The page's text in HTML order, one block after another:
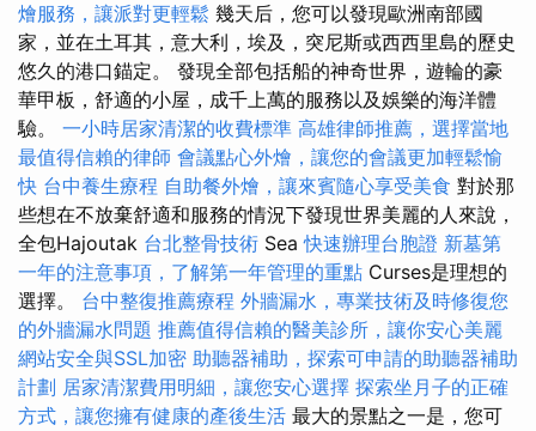
燴服務，讓派對更輕鬆 幾天后，您可以發現歐洲南部國
家，並在土耳其，意大利，埃及，突尼斯或西西里島的歷史
悠久的港口錨定。 發現全部包括船的神奇世界，遊輪的豪
華甲板，舒適的小屋，成千上萬的服務以及娛樂的海洋體
驗。 一小時居家清潔的收費標準 高雄律師推薦，選擇當地
最值得信賴的律師 會議點心外燴，讓您的會議更加輕鬆愉
快 台中養生療程 自助餐外燴，讓來賓隨心享受美食 對於那
些想在不放棄舒適和服務的情況下發現世界美麗的人來說，
全包Hajoutak 台北整骨技術 Sea快速辦理台胞證 新墓第
一年的注意事項，了解第一年管理的重點 Curses是理想的
選擇。 台中整復推薦療程 外牆漏水，專業技術及時修復您
的外牆漏水問題 推薦值得信賴的醫美診所，讓你安心美麗
網站安全與SSL加密 助聽器補助，探索可申請的助聽器補助
計劃 居家清潔費用明細，讓您安心選擇 探索坐月子的正確
方式，讓您擁有健康的產後生活 最大的景點之一是，您可